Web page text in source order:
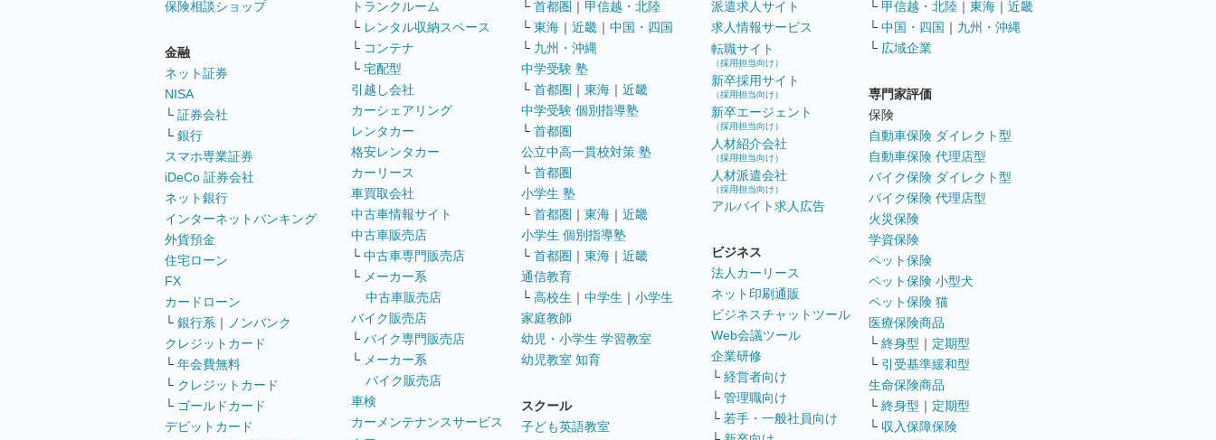
保険相談ショップ
金融
ネット証券
NISA
└ 証券会社
└ 銀行
スマホ専業証券
iDeCo 証券会社
ネット銀行
インターネットバンキング
外貨預金
住宅ローン
FX
カードローン
└ 銀行系 ｜
ノンバンク
クレジットカード
└ 年会費無料
└ クレジットカード
└ ゴールドカード
デビットカード
トランクルーム
└ レンタル収納スペース
└ コンテナ
└ 宅配型
引越し会社
カーシェアリング
レンタカー
格安レンタカー
カーリース
車買取会社
中古車情報サイト
中古車販売店
└ 中古車専門販売店
└ メーカー系
中古車販売店
バイク販売店
└ バイク専門販売店
└ メーカー系
バイク販売店
車検
カーメンテナンスサービス
└ 首都圏 ｜ 甲信越・北陸
└ 東海 ｜ 近畿 ｜ 中国・四国
└ 九州・沖縄
中学受験 塾
└ 首都圏 ｜ 東海 ｜ 近畿
中学受験 個別指導塾
└ 首都圏
公立中高一貫校対策 塾
└ 首都圏
小学生 塾
└ 首都圏 ｜ 東海 ｜ 近畿
小学生 個別指導塾
└ 首都圏 ｜ 東海 ｜ 近畿
通信教育
└ 高校生 ｜ 中学生 ｜ 小学生
家庭教師
幼児・小学生 学習教室
幼児教室 知育
スクール
子ども英語教室
派遣求人サイト
求人情報サービス
転職サイト
（採用担当向け）
新卒採用サイト
（採用担当向け）
新卒エージェント
（採用担当向け）
人材紹介会社
（採用担当向け）
人材派遣会社
（採用担当向け）
アルバイト求人広告
ビジネス
法人カーリース
ネット印刷通販
ビジネスチャットツール
Web会議ツール
企業研修
└ 経営者向け
└ 管理職向け
└ 若手・一般社員向け
└ 甲信越・北陸 ｜ 東海 ｜ 近畿
└ 中国・四国 ｜ 九州・沖縄
└ 広域企業
専門家評価
保険
自動車保険 ダイレクト型
自動車保険 代理店型
バイク保険 ダイレクト型
バイク保険 代理店型
火災保険
学資保険
ペット保険
ペット保険 小型犬
ペット保険 猫
医療保険商品
└ 終身型 ｜ 定期型
└ 引受基準緩和型
生命保険商品
└ 終身型 ｜ 定期型
└ 収入保障保険